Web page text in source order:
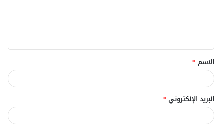
ق
*
الاسم *
البريد الإلكتروني *